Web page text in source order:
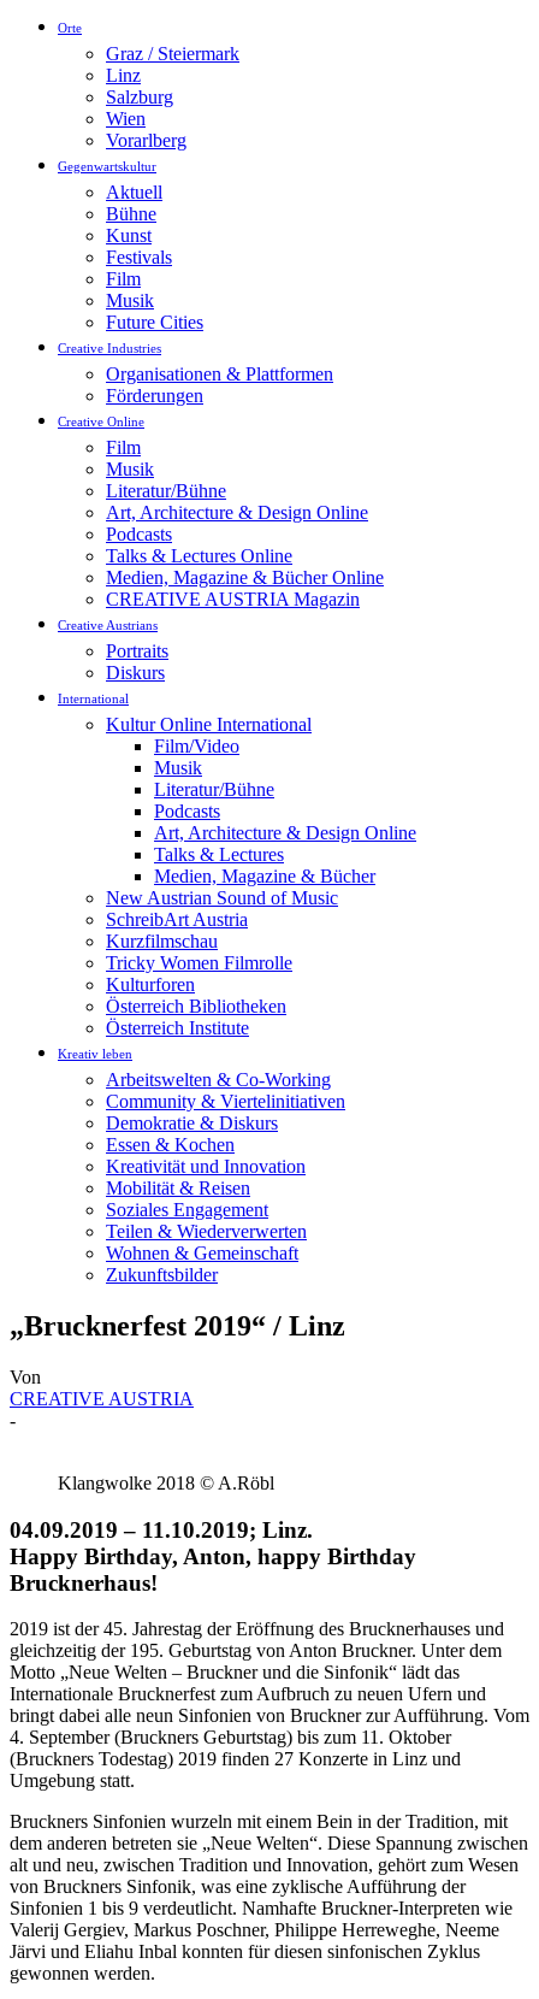
Orte
Graz / Steiermark
Linz
Salzburg
Wien
Vorarlberg
Gegenwartskultur
Aktuell
Bühne
Kunst
Festivals
Film
Musik
Future Cities
Creative Industries
Organisationen & Plattformen
Förderungen
Creative Online
Film
Musik
Literatur/Bühne
Art, Architecture & Design Online
Podcasts
Talks & Lectures Online
Medien, Magazine & Bücher Online
CREATIVE AUSTRIA Magazin
Creative Austrians
Portraits
Diskurs
International
Kultur Online International
Film/Video
Musik
Literatur/Bühne
Podcasts
Art, Architecture & Design Online
Talks & Lectures
Medien, Magazine & Bücher
New Austrian Sound of Music
SchreibArt Austria
Kurzfilmschau
Tricky Women Filmrolle
Kulturforen
Österreich Bibliotheken
Österreich Institute
Kreativ leben
Arbeitswelten & Co-Working
Community & Viertelinitiativen
Demokratie & Diskurs
Essen & Kochen
Kreativität und Innovation
Mobilität & Reisen
Soziales Engagement
Teilen & Wiederverwerten
Wohnen & Gemeinschaft
Zukunftsbilder
„Brucknerfest 2019“ / Linz
Von
CREATIVE AUSTRIA
-
Klangwolke 2018 © A.Röbl
04.09.2019 – 11.10.2019; Linz.
Happy Birthday, Anton, happy Birthday
Brucknerhaus!
2019 ist der 45. Jahrestag der Eröffnung des Brucknerhauses und
gleichzeitig der 195. Geburtstag von Anton Bruckner. Unter dem
Motto „Neue Welten – Bruckner und die Sinfonik“ lädt das
Internationale Brucknerfest zum Aufbruch zu neuen Ufern und
bringt dabei alle neun Sinfonien von Bruckner zur Aufführung. Vom
4. September (Bruckners Geburtstag) bis zum 11. Oktober
(Bruckners Todestag) 2019 finden 27 Konzerte in Linz und
Umgebung statt.
Bruckners Sinfonien wurzeln mit einem Bein in der Tradition, mit
dem anderen betreten sie „Neue Welten“. Diese Spannung zwischen
alt und neu, zwischen Tradition und Innovation, gehört zum Wesen
von Bruckners Sinfonik, was eine zyklische Aufführung der
Sinfonien 1 bis 9 verdeutlicht. Namhafte Bruckner-Interpreten wie
Valerij Gergiev, Markus Poschner, Philippe Herreweghe, Neeme
Järvi und Eliahu Inbal konnten für diesen sinfonischen Zyklus
gewonnen werden.